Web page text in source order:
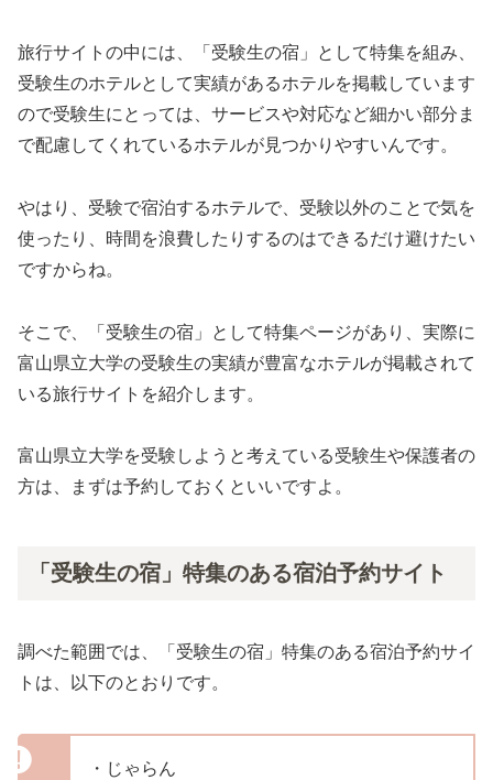
旅行サイトの中には、「受験生の宿」として特集を組み、
受験生のホテルとして実績があるホテルを掲載しています
ので受験生にとっては、サービスや対応など細かい部分ま
で配慮してくれているホテルが見つかりやすいんです。
やはり、受験で宿泊するホテルで、受験以外のことで気を
使ったり、時間を浪費したりするのはできるだけ避けたい
ですからね。
そこで、「受験生の宿」として特集ページがあり、実際に
富山県立大学の受験生の実績が豊富なホテルが掲載されて
いる旅行サイトを紹介します。
富山県立大学を受験しようと考えている受験生や保護者の
方は、まずは予約しておくといいですよ。
「受験生の宿」特集のある宿泊予約サイト
調べた範囲では、「受験生の宿」特集のある宿泊予約サイ
トは、以下のとおりです。
・じゃらん